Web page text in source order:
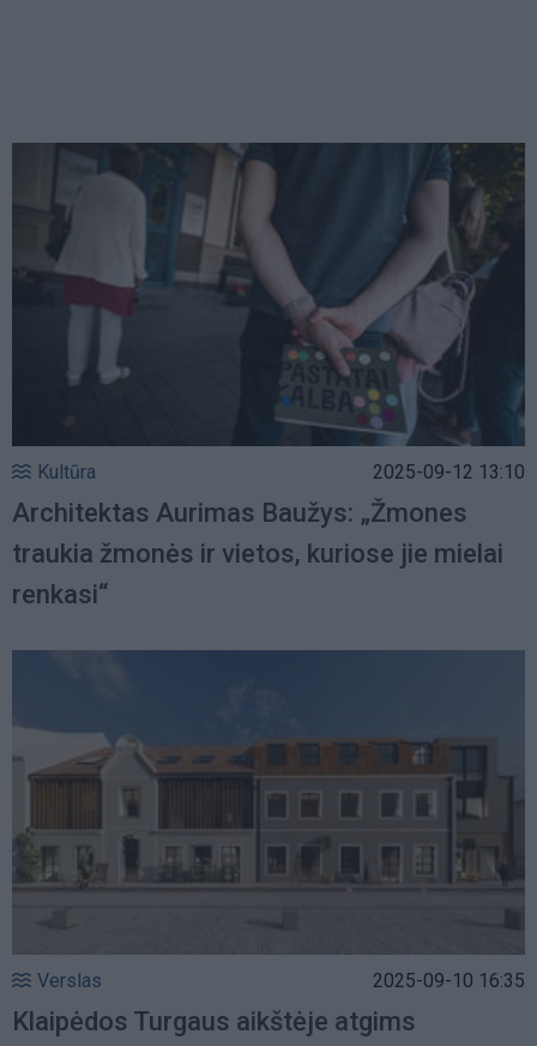
Kultūra 2025-09-12 13:10
Architektas Aurimas Baužys: „Žmones
traukia žmonės ir vietos, kuriose jie mielai
renkasi“
Verslas 2025-09-10 16:35
Klaipėdos Turgaus aikštėje atgims